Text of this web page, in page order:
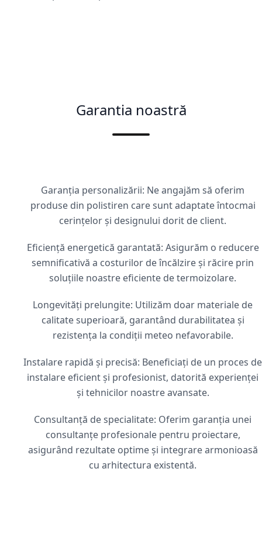
Garantia noastră
Garanția personalizării: Ne angajăm să oferim
produse din polistiren care sunt adaptate întocmai
cerințelor și designului dorit de client.
Eficiență energetică garantată: Asigurăm o reducere
semnificativă a costurilor de încălzire și răcire prin
soluțiile noastre eficiente de termoizolare.
Longevități prelungite: Utilizăm doar materiale de
calitate superioară, garantând durabilitatea și
rezistența la condiții meteo nefavorabile.
Instalare rapidă și precisă: Beneficiați de un proces de
instalare eficient și profesionist, datorită experienței
și tehnicilor noastre avansate.
Consultanță de specialitate: Oferim garanția unei
consultanțe profesionale pentru proiectare,
asigurând rezultate optime și integrare armonioasă
cu arhitectura existentă.